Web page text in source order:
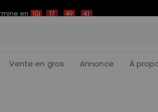
10j 17 49 40
Vente en gros Annonce À